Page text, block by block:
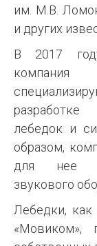
им. М.В.
и других
В 2017
лебедок и
образом,
для нее
звукового
Лебедки,
«Мовиком»,